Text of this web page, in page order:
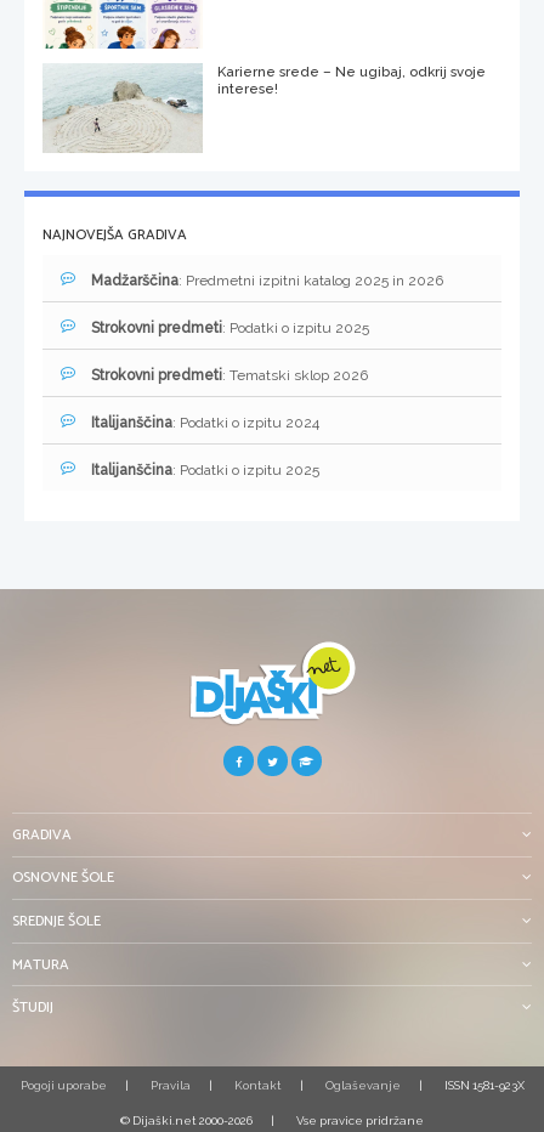
Karierne srede – Ne ugibaj, odkrij svoje
interese!
NAJNOVEJŠA GRADIVA
Madžarščina: Predmetni izpitni katalog 2025 in 2026
Strokovni predmeti: Podatki o izpitu 2025
Strokovni predmeti: Tematski sklop 2026
Italijanščina: Podatki o izpitu 2024
Italijanščina: Podatki o izpitu 2025
GRADIVA
OSNOVNE ŠOLE
SREDNJE ŠOLE
MATURA
ŠTUDIJ
Pogoji uporabe Pravila Kontakt Oglaševanje ISSN 1581-923X
© Dijaški.net 2000-2026 Vse pravice pridržane